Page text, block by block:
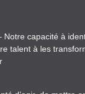
Notre capacité à
talent à les